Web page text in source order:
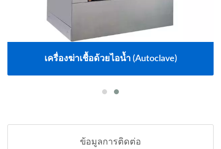
เครื่องฆ่าเชื้อด้วยไอน้ำ (Autoclave)
ข้อมูลการติดต่อ